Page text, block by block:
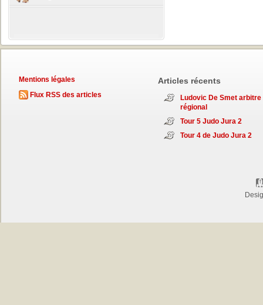
Mentions légales
Flux RSS des articles
Articles récents
Ludovic De Smet arbitre
régional
Tour 5 Judo Jura 2
Tour 4 de Judo Jura 2